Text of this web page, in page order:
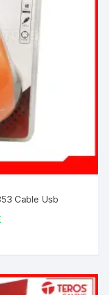
Cable Usb